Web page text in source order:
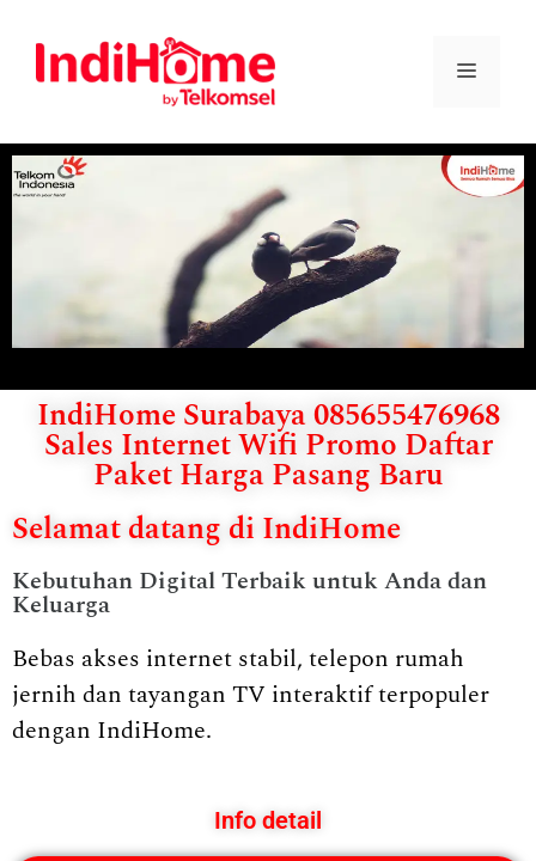
IndiHome Surabaya 085655476968
Sales Internet Wifi Promo Daftar
Paket Harga Pasang Baru
Selamat datang di IndiHome
Kebutuhan Digital Terbaik untuk Anda dan
Keluarga
Bebas akses internet stabil, telepon rumah
jernih dan tayangan TV interaktif terpopuler
dengan IndiHome.
Info detail